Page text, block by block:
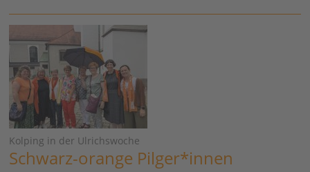
Kolping in der Ulrichswoche
Schwarz-orange Pilger*innen